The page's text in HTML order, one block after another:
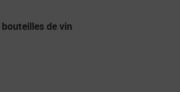
bouteilles de vin